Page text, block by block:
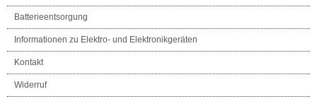
Batterieentsorgung
Informationen zu Elektro- und Elektronikgeräten
Kontakt
Widerruf